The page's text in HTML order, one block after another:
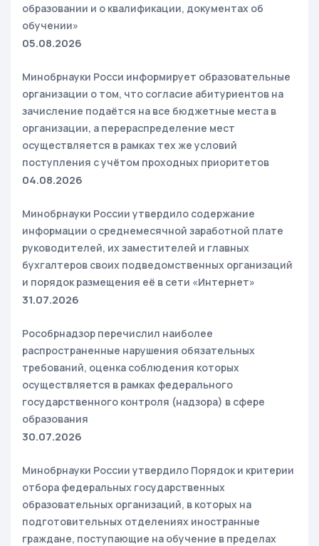
образовании и о квалификации, документах об
обучении»
05.08.2026
Минобрнауки Росси информирует образовательные
организации о том, что согласие абитуриентов на
зачисление подаётся на все бюджетные места в
организации, а перераспределение мест
осуществляется в рамках тех же условий
поступления с учётом проходных приоритетов
04.08.2026
Минобрнауки России утвердило содержание
информации о среднемесячной заработной плате
руководителей, их заместителей и главных
бухгалтеров своих подведомственных организаций
и порядок размещения её в сети «Интернет»
31.07.2026
Рособрнадзор перечислил наиболее
распространенные нарушения обязательных
требований, оценка соблюдения которых
осуществляется в рамках федерального
государственного контроля (надзора) в сфере
образования
30.07.2026
Минобрнауки России утвердило Порядок и критерии
отбора федеральных государственных
образовательных организаций, в которых на
подготовительных отделениях иностранные
граждане, поступающие на обучение в пределах